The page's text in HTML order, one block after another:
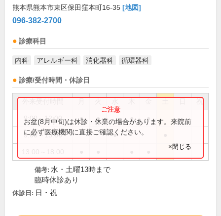
熊本県熊本市東区保田窪本町16-35 [地図]
096-382-2700
診療科目
内科 アレルギー科 消化器科 循環器科
診療/受付時間・休診日
祝
9:00～12:00 ● ● ● ●
9:00～13:00 ●
お盆(8月中旬)は休診・休業の場合があります。来院前
に必ず医療機関に直接ご確認ください。
×閉じる
備考: 水・土曜13時まで
臨時休診あり
休診日: 日・祝